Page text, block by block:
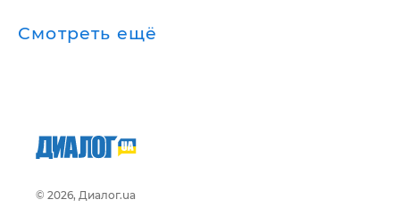
Смотреть ещё
© 2026, Диалог.ua